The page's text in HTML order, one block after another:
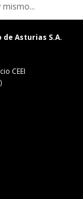
Asturias S.A.
CEEI